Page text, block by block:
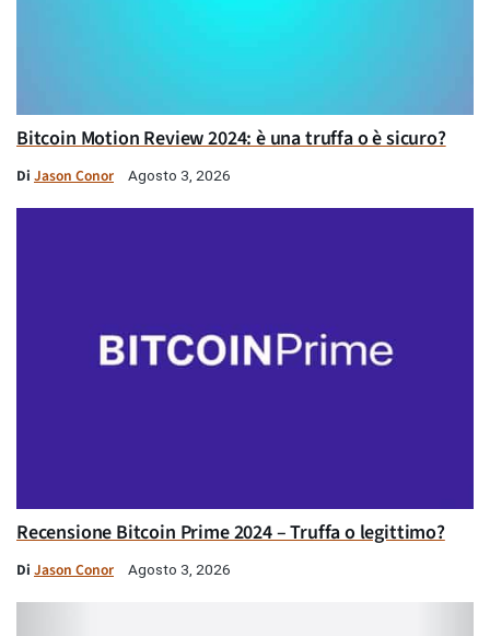
Bitcoin Motion Review 2024: è una truffa o è sicuro?
Di Jason Conor Agosto 3, 2026
Recensione Bitcoin Prime 2024 – Truffa o legittimo?
Di Jason Conor Agosto 3, 2026